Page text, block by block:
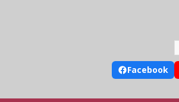
Facebook